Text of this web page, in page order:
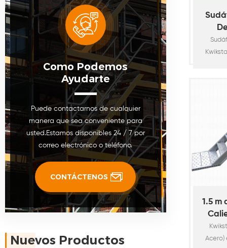
O.
Tubo
de
la Losa
se
1.5 m
Acero)
Como Podemos
Ayudarte
Puede contactarnos de cualquier
manera que sea conveniente para
usted.Estamos disponibles 24 / 7 por
correo electrónico o teléfono.
CONTÁCTENOS
Nuevos Productos